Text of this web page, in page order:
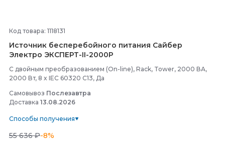
Код товара: 1118131
Источник бесперебойного питания Сайбер
Электро ЭКСПЕРТ-II-2000Р
С двойным преобразованием (On-line), Rack, Tower, 2000 ВА,
2000 Вт, 8 x IEC 60320 C13, Да
Самовывоз Послезавтра
Доставка 13.08.2026
Способы получения
55 636 ₽-8%